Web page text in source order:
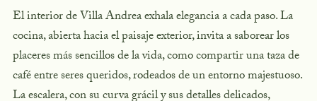
El interior de Villa Andrea exhala elegancia a cada paso. La
cocina, abierta hacia el paisaje exterior, invita a saborear los
placeres más sencillos de la vida, como compartir una taza de
café entre seres queridos, rodeados de un entorno majestuoso.
La escalera, con su curva grácil y sus detalles delicados,